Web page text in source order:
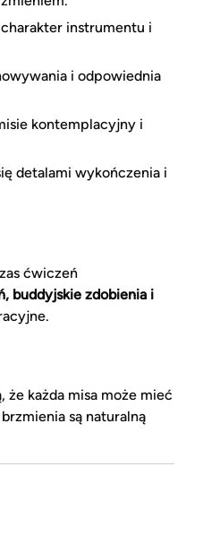
instrumentu i
i odpowiednia
kontemplacyjny i
detalami wykończenia i
ćwiczeń
buddyjskie zdobienia i
każda misa może mieć
są naturalną